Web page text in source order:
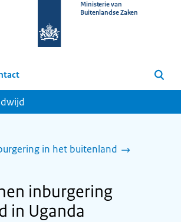
homepage
Ministerie van
Buitenlandse Zaken
Zoeken
in het buitenland
inburgering
in Uganda